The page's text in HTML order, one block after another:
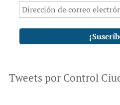
Tweets por Control